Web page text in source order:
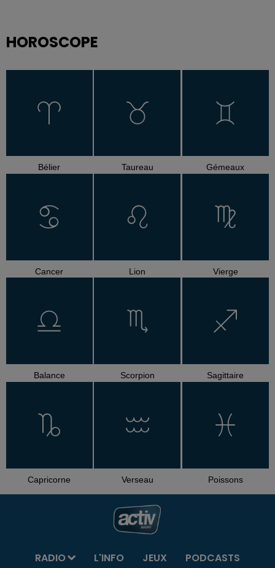
HOROSCOPE
Bélier Taureau Gémeaux
Cancer Lion Vierge
Balance Scorpion Sagittaire
Capricorne Verseau Poissons
RADIO L'INFO JEUX
PODCASTS